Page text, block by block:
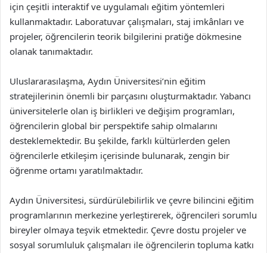
için çeşitli interaktif ve uygulamalı eğitim yöntemleri
kullanmaktadır. Laboratuvar çalışmaları, staj imkânları ve
projeler, öğrencilerin teorik bilgilerini pratiğe dökmesine
olanak tanımaktadır.
Uluslararasılaşma, Aydın Üniversitesi’nin eğitim
stratejilerinin önemli bir parçasını oluşturmaktadır. Yabancı
üniversitelerle olan iş birlikleri ve değişim programları,
öğrencilerin global bir perspektife sahip olmalarını
desteklemektedir. Bu şekilde, farklı kültürlerden gelen
öğrencilerle etkileşim içerisinde bulunarak, zengin bir
öğrenme ortamı yaratılmaktadır.
Aydın Üniversitesi, sürdürülebilirlik ve çevre bilincini eğitim
programlarının merkezine yerleştirerek, öğrencileri sorumlu
bireyler olmaya teşvik etmektedir. Çevre dostu projeler ve
sosyal sorumluluk çalışmaları ile öğrencilerin topluma katkı